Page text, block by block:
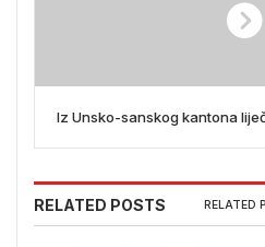
Iz Unsko-sanskog kantona
RELATED POSTS RELATED